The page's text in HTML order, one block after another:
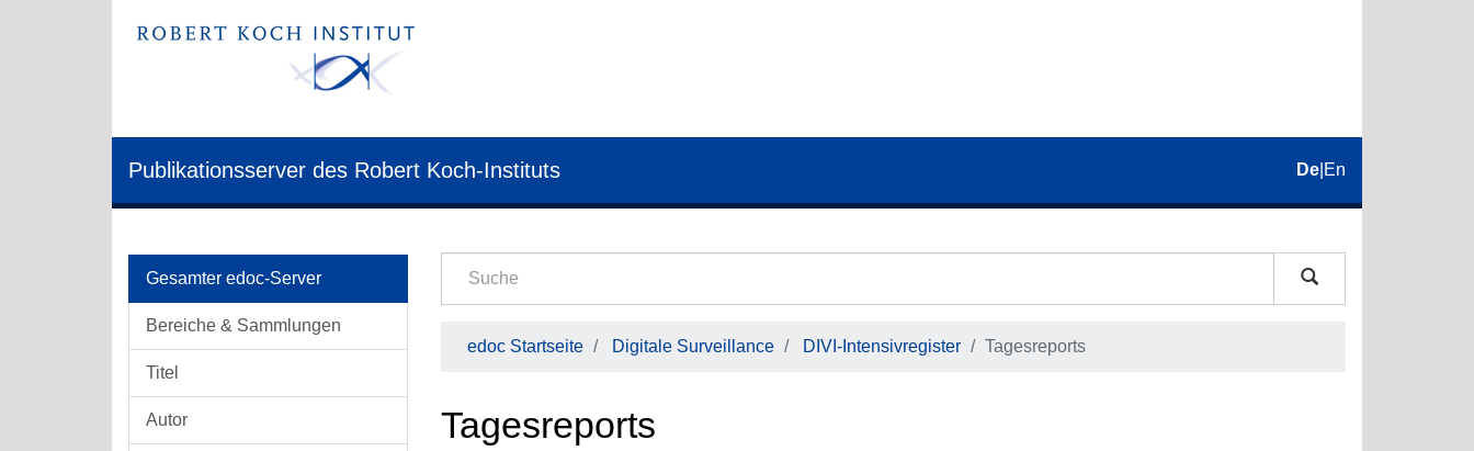
Publikationsserver des Robert Koch-Instituts De En
Gesamter edoc-Server
Bereiche & Sammlungen
Titel
Autor
edoc Startseite Digitale Surveillance DIVI-Intensivregister Tagesreports
Tagesreports